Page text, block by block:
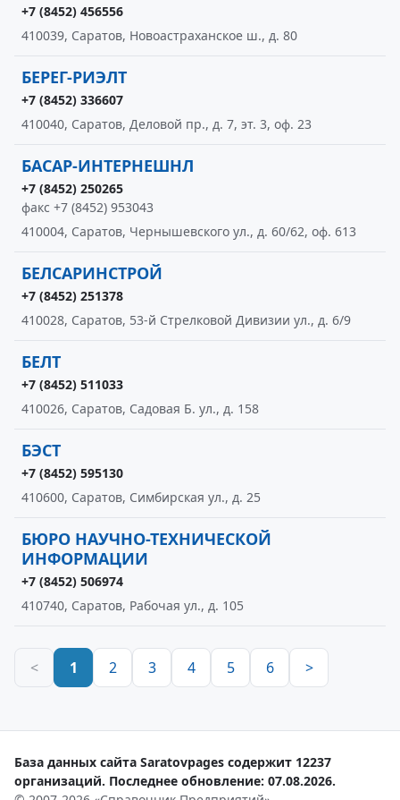
+7 (8452) 456556
410039, Саратов, Новоастраханское ш., д. 80
БЕРЕГ-РИЭЛТ
+7 (8452) 336607
410040, Саратов, Деловой пр., д. 7, эт. 3, оф. 23
БАСАР-ИНТЕРНЕШНЛ
+7 (8452) 250265
факс +7 (8452) 953043
410004, Саратов, Чернышевского ул., д. 60/62, оф. 613
БЕЛСАРИНСТРОЙ
+7 (8452) 251378
410028, Саратов, 53-й Стрелковой Дивизии ул., д. 6/9
БЕЛТ
+7 (8452) 511033
410026, Саратов, Садовая Б. ул., д. 158
БЭСТ
+7 (8452) 595130
410600, Саратов, Симбирская ул., д. 25
БЮРО НАУЧНО-ТЕХНИЧЕСКОЙ
ИНФОРМАЦИИ
+7 (8452) 506974
410740, Саратов, Рабочая ул., д. 105
< 1 2 3 4 5 6 >
База данных сайта Saratovpages содержит 12237
организаций. Последнее обновление: 07.08.2026.